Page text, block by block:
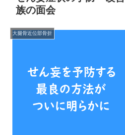
族の面会
大腿骨近位部骨折